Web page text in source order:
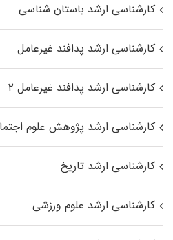
کارشناسی ارشد باستان شناسی
کارشناسی ارشد پدافند غیرعامل
کارشناسی ارشد پدافند غیرعامل ۲
کارشناسی ارشد پژوهش علوم
کارشناسی ارشد تاریخ
کارشناسی ارشد علوم ورزشی